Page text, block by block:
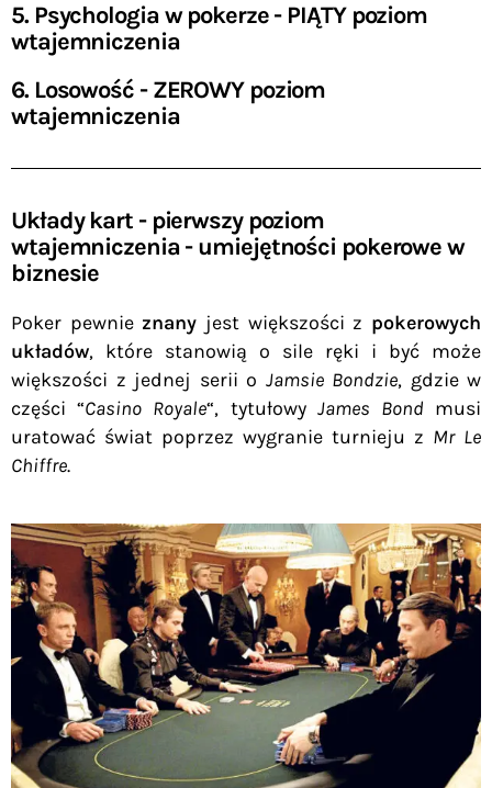
5. Psychologia w pokerze - PIĄTY poziom
wtajemniczenia
6. Losowość - ZEROWY poziom
wtajemniczenia
Układy kart - pierwszy poziom
wtajemniczenia - umiejętności pokerowe w
biznesie
Poker pewnie znany jest większości z pokerowych
układów, które stanowią o sile ręki i być może
większości z jednej serii o Jamsie Bondzie, gdzie w
części “Casino Royale“, tytułowy James Bond musi
uratować świat poprzez wygranie turnieju z Mr Le
Chiffre.